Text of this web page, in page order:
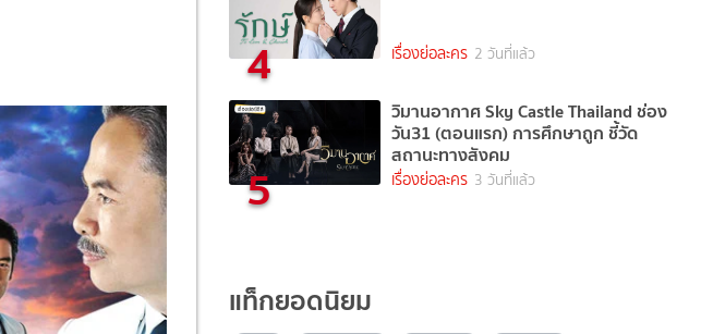
4 เรื่องย่อละคร 2 วันที่แล้ว
5
วิมานอากาศ Sky Castle Thailand ช่อง
วัน31 (ตอนแรก) การศึกษาถูก ชี้วัด
สถานะทางสังคม
เรื่องย่อละคร 3 วันที่แล้ว
แท็กยอดนิยม